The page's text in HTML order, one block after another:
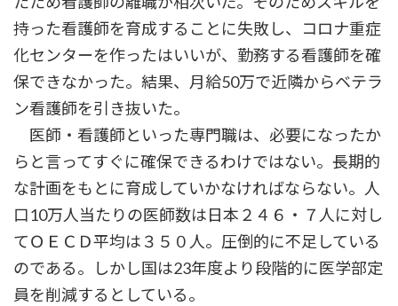
持った看護師を育成することに失敗し、コロナ重症
化センターを作ったはいいが、勤務する看護師を確
保できなかった。結果、月給50万で近隣からベテラ
ン看護師を引き抜いた。
医師・看護師といった専門職は、必要になったか
らと言ってすぐに確保できるわけではない。長期的
な計画をもとに育成していかなければならない。人
口10万人当たりの医師数は日本２４６・７人に対し
てＯＥＣＤ平均は３５０人。圧倒的に不足している
のである。しかし国は23年度より段階的に医学部定
員を削減するとしている。